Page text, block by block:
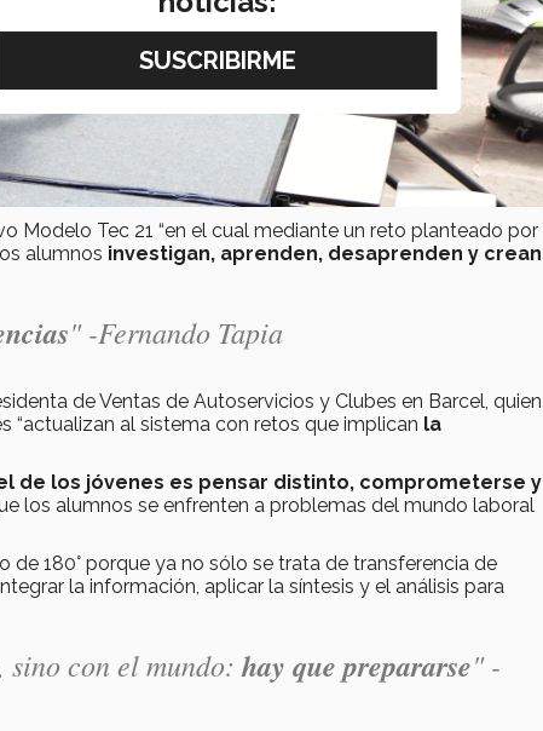
Modelo Tec 21 “en el cual mediante un reto planteado por
alumnos investigan, aprenden, desaprenden y crean
" -Fernando Tapia
de Ventas de Autoservicios y Clubes en Barcel, quien
“actualizan al sistema con retos que implican la
de los jóvenes es pensar distinto, comprometerse y
los alumnos se enfrenten a problemas del mundo laboral
de 180° porque ya no sólo se trata de transferencia de
la información, aplicar la síntesis y el análisis para
sino con el mundo: hay que prepararse" -